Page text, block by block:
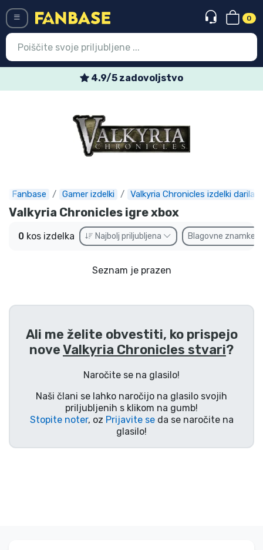
0
4.9/5 zadovoljstvo
Fanbase Gamer izdelki Valkyria Chronicles izdelki darila
Valkyria Chronicles igre xbox
0 kos izdelka Najbolj priljubljena Blagovne znamke
Seznam je prazen
Ali me želite obvestiti, ko prispejo
noveValkyria Chronicles stvari?
Naročite se na glasilo!
Naši člani se lahko naročijo na glasilo svojih
priljubljenih s klikom na gumb!
Stopite noter, oz Prijavite seda se naročite na
glasilo!
Najnovejsi izdelki
Ekspresna dostava
Prednaročila
Outlet izdelki
Dostava in plačilo
Tv serijske izdelki
Filmske izdelki
Risani izdelki
Anime izdelki